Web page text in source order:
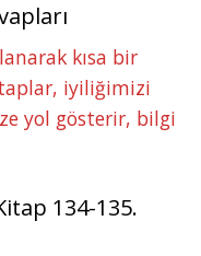
kısa bir
iyiliğimizi
yol gösterir, bilgi
134-135.